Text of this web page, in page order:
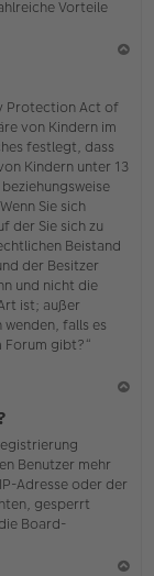
Vorteile
h
en
Protection Act of
von Kindern im
festlegt, dass
Kindern unter 13
Sie sich
der Sie sich zu
Beistand
der Besitzer
und nicht die
ist; außer
falls es
Forum gibt?“
b
Benutzer mehr
Adresse oder der
gesperrt
Board-